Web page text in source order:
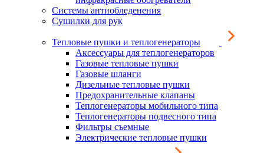
Системы антиобледенения
Сушилки для рук
Тепловые пушки и теплогенераторы
Аксессуары для теплогенераторов
Газовые тепловые пушки
Газовые шланги
Дизельные тепловые пушки
Предохранительные клапаны
Теплогенераторы мобильного типа
Теплогенераторы подвесного типа
Фильтры съемные
Электрические тепловые пушки